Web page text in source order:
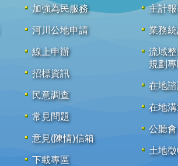
加強為民服務
河川公地申請
線上申辦
招標資訊
民意調查
常見問題
意見(陳情)信箱
下載專區
主計
業務
流域
規劃
在地
在地
公聽會
土地